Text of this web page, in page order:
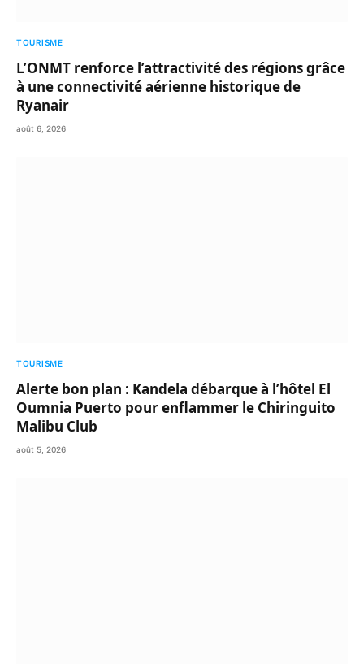
TOURISME
L’ONMT renforce l’attractivité des régions grâce
à une connectivité aérienne historique de
Ryanair
août 6, 2026
TOURISME
Alerte bon plan : Kandela débarque à l’hôtel El
Oumnia Puerto pour enflammer le Chiringuito
Malibu Club
août 5, 2026